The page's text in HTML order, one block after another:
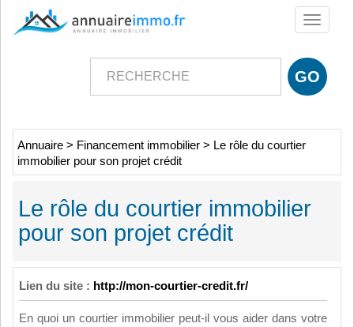
Toggle
Annuaire > Financement immobilier > Le rôle du courtier
immobilier pour son projet crédit
Le rôle du courtier immobilier
pour son projet crédit
Lien du site : http://mon-courtier-credit.fr/
En quoi un courtier immobilier peut-il vous aider dans votre